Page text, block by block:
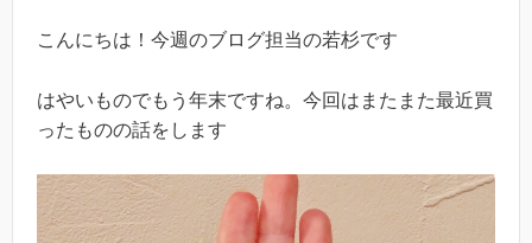
こんにちは！今週のブログ担当の若杉です
はやいものでもう年末ですね。今回はまたまた最近買
ったものの話をします